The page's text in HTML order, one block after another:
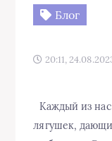
Блог
20:11,
Каждый из
лягушек,